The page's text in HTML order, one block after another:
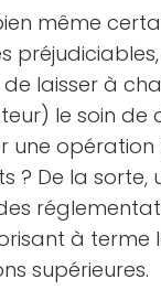
même
laisser à
le soin de
une
? De la sorte,
à terme
supérieures.